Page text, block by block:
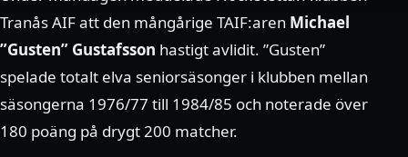
Tranås AIF att den mångårige TAIF:aren Michael
”Gusten” Gustafsson hastigt avlidit. ”Gusten”
spelade totalt elva seniorsäsonger i klubben mellan
säsongerna 1976/77 till 1984/85 och noterade över
180 poäng på drygt 200 matcher.